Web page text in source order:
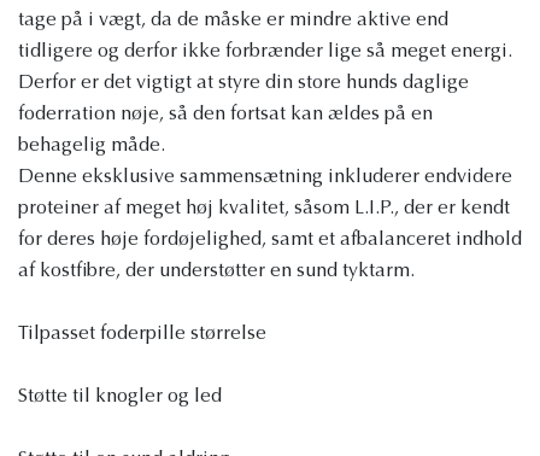
tage på i vægt, da de måske er mindre aktive end
tidligere og derfor ikke forbrænder lige så meget energi.
Derfor er det vigtigt at styre din store hunds daglige
foderration nøje, så den fortsat kan ældes på en
behagelig måde.
Denne eksklusive sammensætning inkluderer endvidere
proteiner af meget høj kvalitet, såsom L.I.P., der er kendt
for deres høje fordøjelighed, samt et afbalanceret indhold
af kostfibre, der understøtter en sund tyktarm.
Tilpasset foderpille størrelse
Støtte til knogler og led